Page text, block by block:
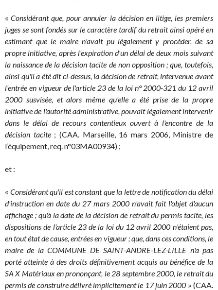
«Considérant que, pour annuler la décision en litige, les premiers
juges se sont fondés sur le caractère tardif du retrait ainsi opéré en
estimant que le maire n'avait pu légalement y procéder, de sa
propre initiative, après l'expiration d'un délai de deux mois suivant
la naissance de la décision tacite de non opposition ; que, toutefois,
ainsi qu'il a été dit ci-dessus, la décision de retrait, intervenue avant
l'entrée en vigueur de l'article 23 de la loi n° 2000-321 du 12 avril
2000 susvisée, et alors même qu'elle a été prise de la propre
initiative de l'autorité administrative, pouvait légalement intervenir
dans le délai de recours contentieux ouvert à l'encontre de la
décision tacite; (CAA. Marseille, 16 mars 2006, Ministre de
l’équipement, req. n°03MA00934) ;
et :
« Considérant qu'il est constant que la lettre de notification du délai
d'instruction en date du 27 mars 2000 n'avait fait l'objet d'aucun
affichage ; qu'à la date de la décision de retrait du permis tacite, les
dispositions de l'article 23 de la loi du 12 avril 2000 n'étaient pas,
en tout état de cause, entrées en vigueur ; que, dans ces conditions, le
maire de la COMMUNE DE SAINT-ANDRE-LEZ-LILLE n'a pas
porté atteinte à des droits définitivement acquis au bénéfice de la
SA X Matériaux en prononçant, le 28 septembre 2000, le retrait du
permis de construire délivré implicitement le 17 juin 2000 » (CAA.